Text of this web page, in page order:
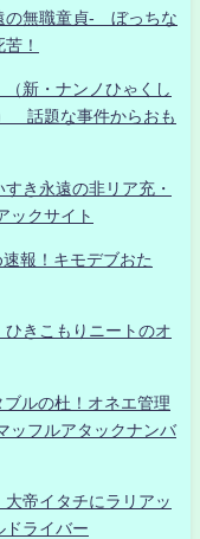
無職童貞- ぼっちな
！
新・ナンノひゃくし
話題な事件からおも
き永遠の非リア充・
ックサイト
報！キモデブおた
きこもりニートのオ
ルの杜！オネエ管理
ッフルアタックナンバ
帝イタチにラリアッ
ドライバー